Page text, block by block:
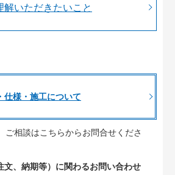
解いただきたいこと
仕様・施工について
ご相談はこちらからお問合せくださ
、納期等）に関わるお問い合わせ